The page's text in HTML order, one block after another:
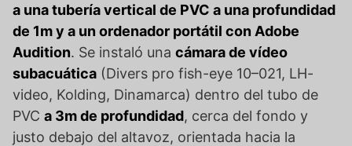
a una tubería vertical de PVC a una profundidad
de 1m y a un ordenador portátil con Adobe
Audition. Se instaló una cámara de vídeo
subacuática (Divers pro fish-eye 10–021, LH-
video, Kolding, Dinamarca) dentro del tubo de
PVC a 3m de profundidad, cerca del fondo y
justo debajo del altavoz, orientada hacia la